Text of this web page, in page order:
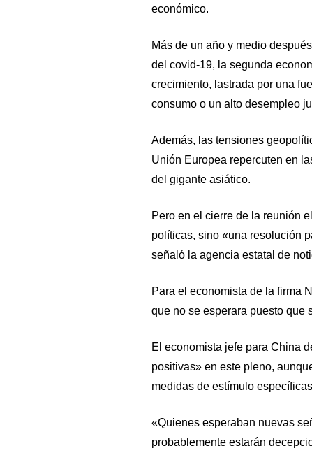
económico.
Más de un año y medio
del covid-19, la segunda
crecimiento, lastrada por una
consumo o un alto desempleo
Además, las tensiones
Unión Europea repercuten en
del gigante asiático.
Pero en el cierre de la reunión
políticas, sino «una resolución
señaló la agencia estatal de
Para el economista de la firma
que no se esperara puesto que
El economista jefe para China
positivas» en este pleno,
medidas de estímulo
«Quienes esperaban nuevas
probablemente estarán